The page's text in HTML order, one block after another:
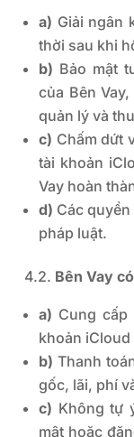
a) Giải ngân
thời sau khi
b) Bảo mật
của Bên
quản lý và
c) Chấm dứt
tài khoản
Vay hoàn
d) Các
pháp luật.
4.2. Bên Vay
a) Cung
khoản
b) Thanh
gốc, lãi, phí
c) Không tự
mật hoặc